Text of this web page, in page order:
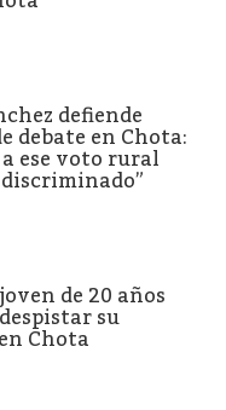
defiende
debate en Chota:
a ese voto rural
de 20 años
su
Chota